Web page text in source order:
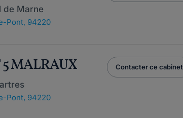
de Marne
Pont, 94220
MALRAUX
Pont, 94220
Contacter ce cabinet